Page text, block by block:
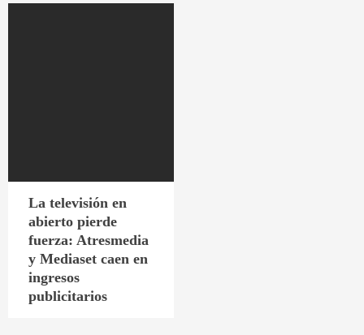
La televisión en
abierto pierde
fuerza: Atresmedia
y Mediaset caen en
ingresos
publicitarios